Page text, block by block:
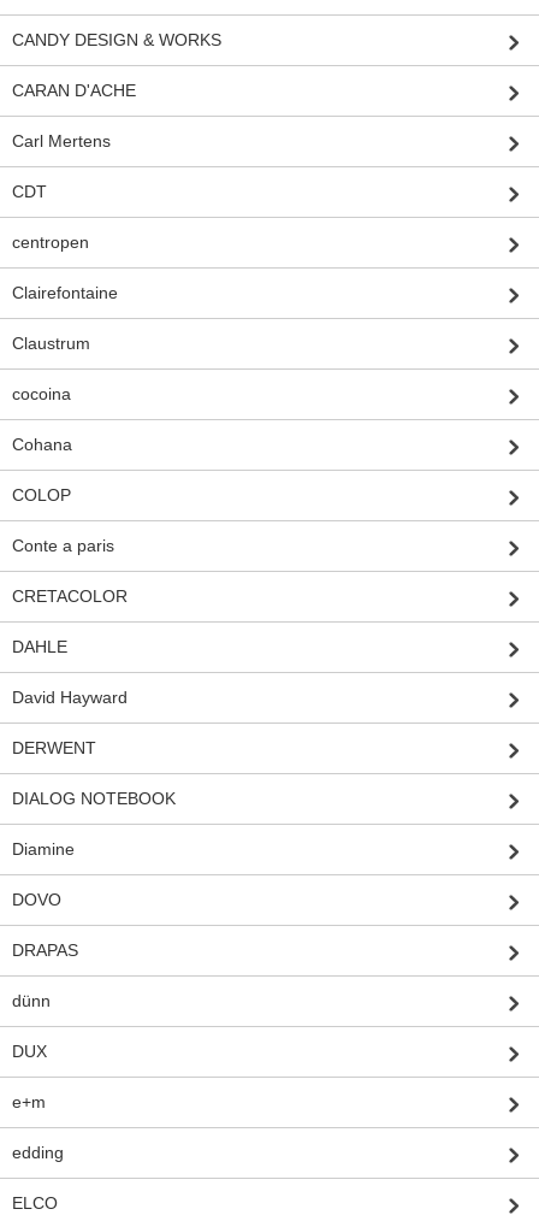
CANDY DESIGN & WORKS
CARAN D'ACHE
Carl Mertens
CDT
centropen
Clairefontaine
Claustrum
cocoina
Cohana
COLOP
Conte a paris
CRETACOLOR
DAHLE
David Hayward
DERWENT
DIALOG NOTEBOOK
Diamine
DOVO
DRAPAS
dünn
DUX
e+m
edding
ELCO